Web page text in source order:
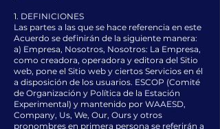
1. DEFINICIONES
Las partes a las que se hace referencia en este
Acuerdo se definirán de la siguiente manera:
a) Empresa, Nosotros, Nosotros: La Empresa,
como creadora, operadora y editora del Sitio
web, pone el Sitio web y ciertos Servicios en él
a disposición de los usuarios. ESCOP (Comité
de Organización y Política de la Estación
Experimental) y mantenido por WAAESD,
Company, Us, We, Our, Ours y otros
pronombres en primera persona se referirán a